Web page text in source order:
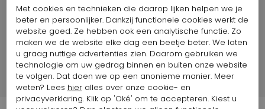
Fotomodel informatie
Merk Informatie
Verzend informatie
Met cookies en technieken die daarop lijken helpen we je
beter en persoonlijker. Dankzij functionele cookies werkt de
website goed. Ze hebben ook een analytische functie. Zo
maken we de website elke dag een beetje beter. We laten
u graag nuttige advertenties zien. Daarom gebruiken we
technologie om uw gedrag binnen en buiten onze website
te volgen. Dat doen we op een anonieme manier. Meer
weten? Lees hieralles over onze cookie- en
privacyverklaring. Klik op 'Oké' om te accepteren. Kiest u